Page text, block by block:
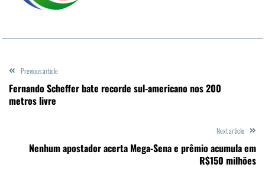
Previous article
Fernando Scheffer bate recorde sul-americano nos 200
metros livre
Next article
Nenhum apostador acerta Mega-Sena e prêmio acumula em
R$150 milhões